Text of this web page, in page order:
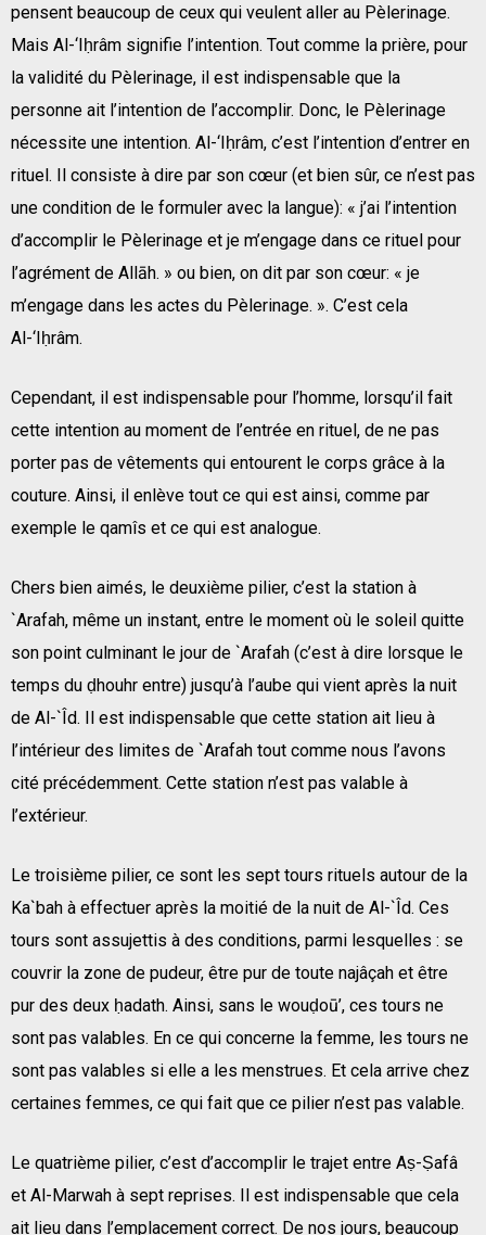
pensent beaucoup de ceux qui veulent aller au Pèlerinage.
Mais Al-‘Iḥrâm signifie l’intention. Tout comme la prière, pour
la validité du Pèlerinage, il est indispensable que la
personne ait l’intention de l’accomplir. Donc, le Pèlerinage
nécessite une intention. Al-‘Iḥrâm, c’est l’intention d’entrer en
rituel. Il consiste à dire par son cœur (et bien sûr, ce n’est pas
une condition de le formuler avec la langue): « j’ai l’intention
d’accomplir le Pèlerinage et je m’engage dans ce rituel pour
l’agrément de Allāh. » ou bien, on dit par son cœur: « je
m’engage dans les actes du Pèlerinage. ». C’est cela
Al-‘Iḥrâm.
Cependant, il est indispensable pour l’homme, lorsqu’il fait
cette intention au moment de l’entrée en rituel, de ne pas
porter pas de vêtements qui entourent le corps grâce à la
couture. Ainsi, il enlève tout ce qui est ainsi, comme par
exemple le qamîs et ce qui est analogue.
Chers bien aimés, le deuxième pilier, c’est la station à
`Arafah, même un instant, entre le moment où le soleil quitte
son point culminant le jour de `Arafah (c’est à dire lorsque le
temps du ḍhouhr entre) jusqu’à l’aube qui vient après la nuit
de Al-`Îd. Il est indispensable que cette station ait lieu à
l’intérieur des limites de `Arafah tout comme nous l’avons
cité précédemment. Cette station n’est pas valable à
l’extérieur.
Le troisième pilier, ce sont les sept tours rituels autour de la
Ka`bah à effectuer après la moitié de la nuit de Al-`Îd. Ces
tours sont assujettis à des conditions, parmi lesquelles : se
couvrir la zone de pudeur, être pur de toute najâçah et être
pur des deux ḥadath. Ainsi, sans le wouḍoū’, ces tours ne
sont pas valables. En ce qui concerne la femme, les tours ne
sont pas valables si elle a les menstrues. Et cela arrive chez
certaines femmes, ce qui fait que ce pilier n’est pas valable.
Le quatrième pilier, c’est d’accomplir le trajet entre Aṣ-Ṣafâ
et Al-Marwah à sept reprises. Il est indispensable que cela
ait lieu dans l’emplacement correct. De nos jours, beaucoup